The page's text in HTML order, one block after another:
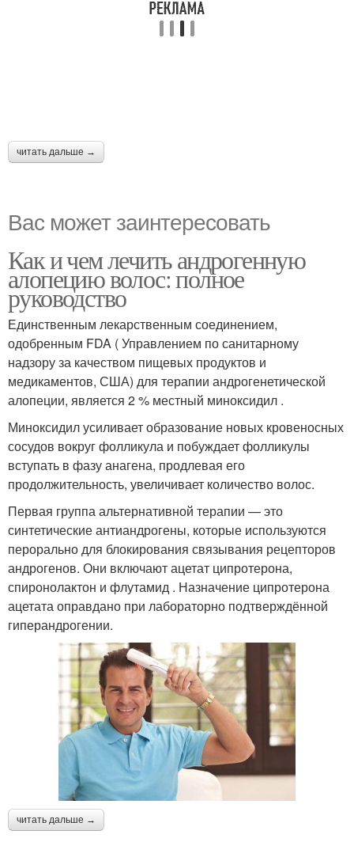
читать дальше →
Вас может заинтересовать
Как и чем лечить андрогенную
алопецию волос: полное
руководство
Единственным лекарственным соединением,
одобренным FDA ( Управлением по санитарному
надзору за качеством пищевых продуктов и
медикаментов, США) для терапии андрогенетической
алопеции, является 2 % местный миноксидил .
Миноксидил усиливает образование новых кровеносных
сосудов вокруг фолликула и побуждает фолликулы
вступать в фазу анагена, продлевая его
продолжительность, увеличивает количество волос.
Первая группа альтернативной терапии — это
синтетические антиандрогены, которые используются
перорально для блокирования связывания рецепторов
андрогенов. Они включают ацетат ципротерона,
спиронолактон и флутамид . Назначение ципротерона
ацетата оправдано при лабораторно подтверждённой
гиперандрогении.
читать дальше →